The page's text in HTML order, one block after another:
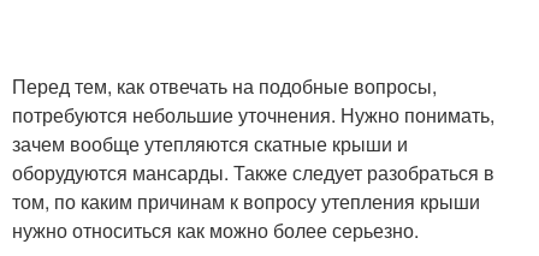
Перед тем, как отвечать на подобные вопросы,
потребуются небольшие уточнения. Нужно понимать,
зачем вообще утепляются скатные крыши и
оборудуются мансарды. Также следует разобраться в
том, по каким причинам к вопросу утепления крыши
нужно относиться как можно более серьезно.